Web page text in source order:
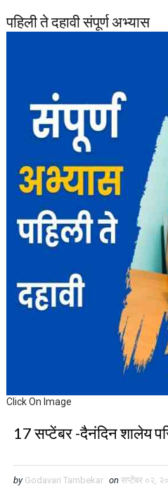
पहिली ते दहावी संपूर्ण अभ्यास
Click On Image
17 सप्टेंबर -दैनंदिन शालेय
by Godavari Tambekar on सप्टेंबर ०२,